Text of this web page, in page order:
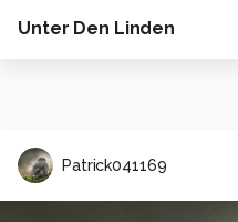
Unter Den Linden
Patrick041169